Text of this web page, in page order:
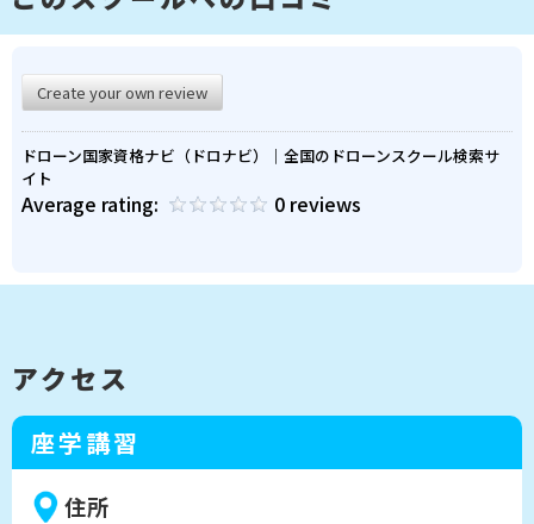
Create your own review
ドローン国家資格ナビ（ドロナビ）｜全国のドローンスクール検索サ
イト
Average rating: 0 reviews
アクセス
座学講習
住所